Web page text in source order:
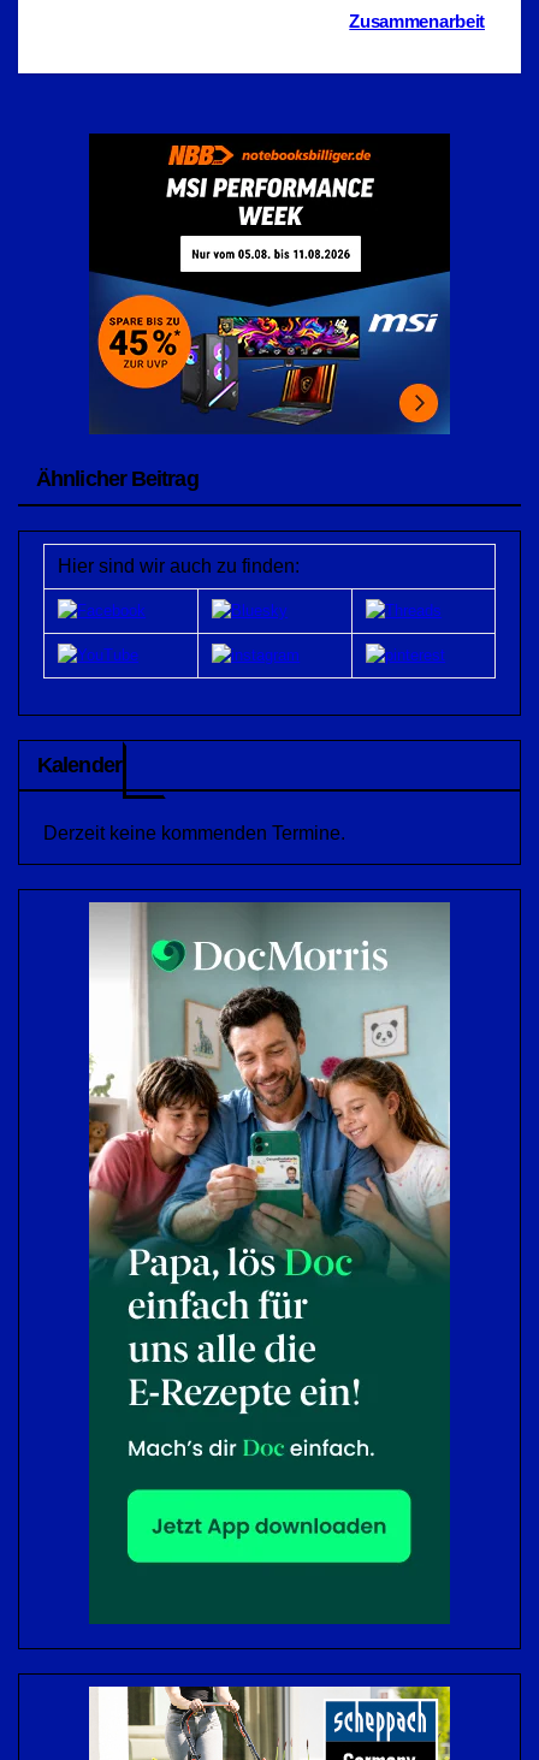
Zusammenarbeit
Ähnlicher Beitrag
Hier sind wir auch zu finden:
Kalender
Derzeit keine kommenden Termine.